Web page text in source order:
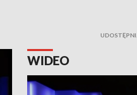
WIDEO